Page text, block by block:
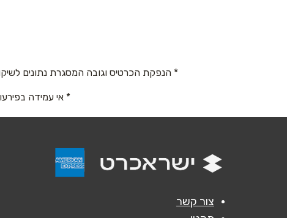
נושא*
אנא חזרו אלי בקשר ל...
* הנפקת הכרטיס וגובה המסגרת נתונים
* אי עמידה
צור קשר